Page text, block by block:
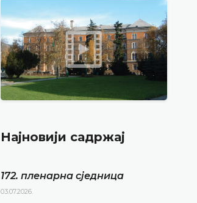
Најновији садржај
172. пленарна сједницa
03.07.2026.